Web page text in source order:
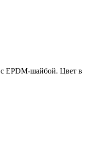
EPDM-шайбой. Цвет в